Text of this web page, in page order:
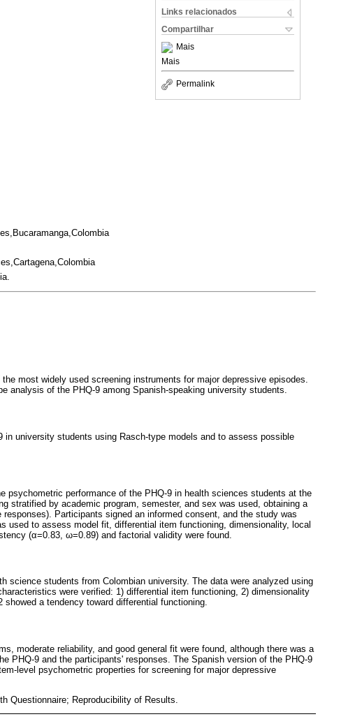
Links relacionados
Compartilhar
Mais
Mais
Permalink
most widely used screening instruments for major depressive episodes.
analysis of the PHQ-9 among Spanish-speaking university students.
in university students using Rasch-type models and to assess possible
psychometric performance of the PHQ-9 in health sciences students at the
stratified by academic program, semester, and sex was used, obtaining a
Participants signed an informed consent, and the study was
used to assess model fit, differential item functioning, dimensionality, local
(α=0.83, ω=0.89) and factorial validity were found.
science students from Colombian university. The data were analyzed using
were verified: 1) differential item functioning, 2) dimensionality
a tendency toward differential functioning.
moderate reliability, and good general fit were found, although there was a
PHQ-9 and the participants' responses. The Spanish version of the PHQ-9
level psychometric properties for screening for major depressive
Questionnaire; Reproducibility of Results.